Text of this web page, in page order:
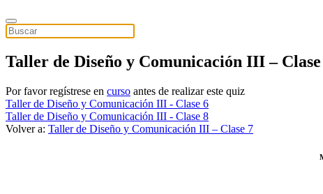
Taller de Diseño y Comunicación III –
Por favor regístrese en curso antes de realizar este quiz
Taller de Diseño y Comunicación III - Clase 6
Taller de Diseño y Comunicación III - Clase 8
Volver a: Taller de Diseño y Comunicación III – Clase 7